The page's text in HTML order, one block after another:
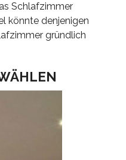
Schlafzimmer
könnte denjenigen
gründlich